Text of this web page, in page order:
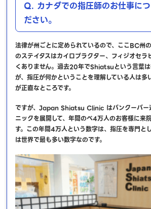
Q. カナダでの指圧師のお仕事につ
ださい。
法律が州ごとに定められているので、ここBC州
のステイタスはカイロプラクター、フィジオセラ
くありません。過去20年でShiatsuという言葉
が、指圧が何かということを理解している人は多
が正直なところです。
ですが、Japan Shiatsu Clinic はバンクーバー
ニックを展開して、年間のべ4万人のお客様に来
す。この年間4万人という数字は、指圧を専門と
は世界で最も多い数字なのです。